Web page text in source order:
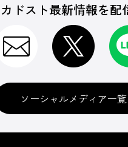
カドスト最新情報を配
ソーシャルメディア一覧